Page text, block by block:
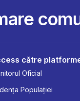
către
Oficial
Populației